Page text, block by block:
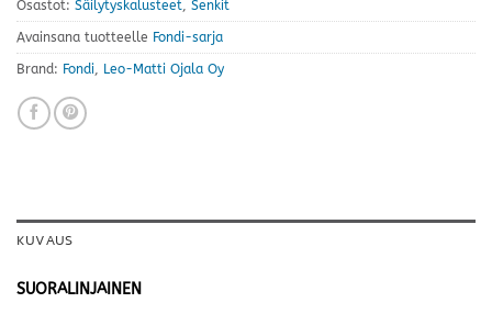
Osastot: Säilytyskalusteet Senkit
Avainsana tuotteelle Fondi-sarja
Brand: Fondi Leo-Matti Ojala Oy
KUVAUS
SUORALINJAINEN